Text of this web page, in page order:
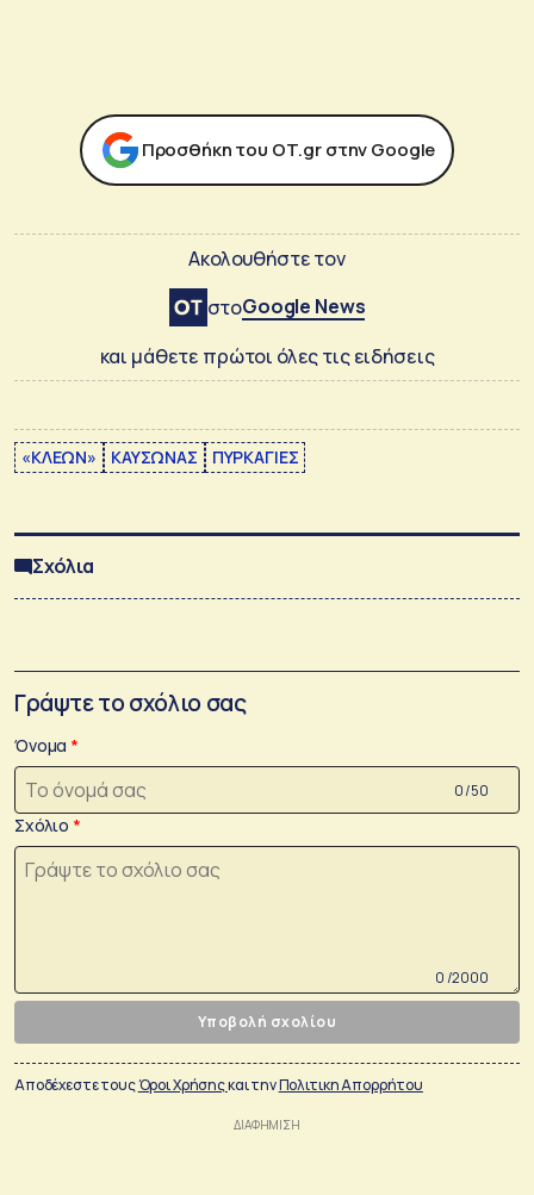
Προσθήκη του ΟΤ.gr στην Google
Ακολουθήστε τον
στοGoogle News
και μάθετε πρώτοι όλες τις ειδήσεις
«ΚΛΕΩΝ» ΚΑΥΣΩΝΑΣ ΠΥΡΚΑΓΙΕΣ
Σχόλια
Γράψτε το σχόλιο σας
Όνομα
0 /50
Σχόλιο
0 /2000
Υποβολή σχολίου
Αποδέχεστε τουςΌροι Χρήσηςκαι τηνΠολιτικη Απορρήτου